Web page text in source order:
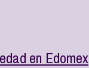
en Edomex